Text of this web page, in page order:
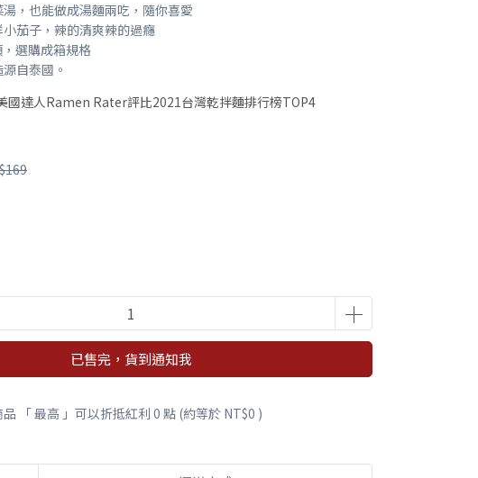
，也能做成湯麵兩吃，隨你喜愛
茄子，辣的清爽辣的過癮
選購成箱規格
自泰國。
國達人Ramen Rater評比2021台灣乾拌麵排行榜TOP4
已售完，貨到通知我
品 「 最高 」可以折抵紅利 0 點 (約等於 NT$0 )